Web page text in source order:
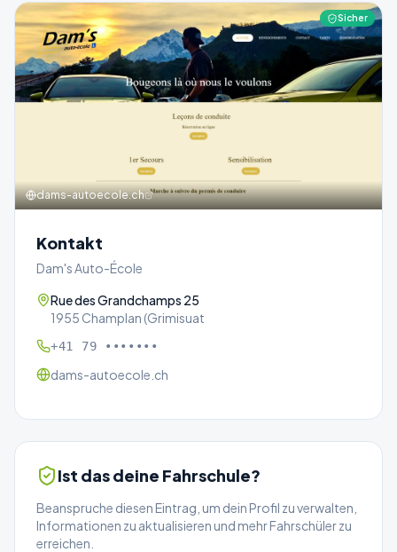
Sicher
dams-autoecole.ch
Kontakt
Dam's Auto-École
Rue des Grandchamps 25
1955 Champlan (Grimisuat
+41 79 •••••••
dams-autoecole.ch
Ist das deine Fahrschule?
Beanspruche diesen Eintrag, um dein Profil zu verwalten,
Informationen zu aktualisieren und mehr Fahrschüler zu
erreichen.